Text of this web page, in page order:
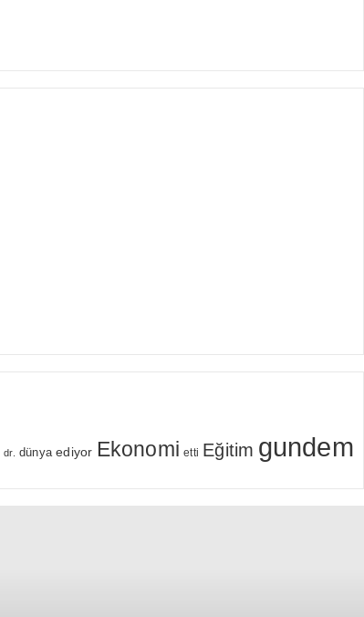
dr. dünya ediyor Ekonomi etti Eğitim gundem